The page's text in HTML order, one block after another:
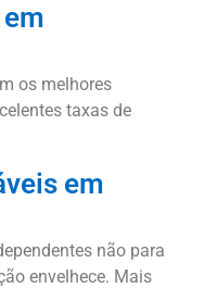
os melhores
taxas de
em
não para
envelhece. Mais